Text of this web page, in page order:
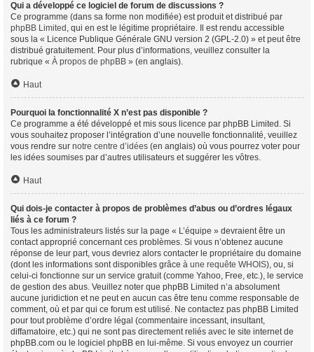
Qui a développé ce logiciel de forum de discussions ?
Ce programme (dans sa forme non modifiée) est produit et distribué par
phpBB Limited , qui en est le légitime propriétaire. Il est rendu accessible
sous la « Licence Publique Générale GNU version 2 (GPL-2.0) » et peut être
distribué gratuitement. Pour plus d’informations, veuillez consulter la
rubrique « À propos de phpBB » (en anglais).
Haut
Pourquoi la fonctionnalité X n’est pas disponible ?
Ce programme a été développé et mis sous licence par phpBB Limited. Si
vous souhaitez proposer l’intégration d’une nouvelle fonctionnalité, veuillez
vous rendre sur notre centre d’idées (en anglais) où vous pourrez voter pour
les idées soumises par d’autres utilisateurs et suggérer les vôtres.
Haut
Qui dois-je contacter à propos de problèmes d’abus ou d’ordres légaux
liés à ce forum ?
Tous les administrateurs listés sur la page « L’équipe » devraient être un
contact approprié concernant ces problèmes. Si vous n’obtenez aucune
réponse de leur part, vous devriez alors contacter le propriétaire du domaine
(dont les informations sont disponibles grâce à une requête WHOIS), ou, si
celui-ci fonctionne sur un service gratuit (comme Yahoo, Free, etc.), le service
de gestion des abus. Veuillez noter que phpBB Limited n’a absolument
aucune juridiction et ne peut en aucun cas être tenu comme responsable de
comment, où et par qui ce forum est utilisé. Ne contactez pas phpBB Limited
pour tout problème d’ordre légal (commentaire incessant, insultant,
diffamatoire, etc.) qui ne sont pas directement reliés avec le site internet de
phpBB.com ou le logiciel phpBB en lui-même. Si vous envoyez un courrier